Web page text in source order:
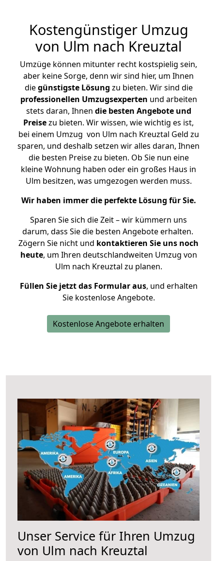
Kostengünstiger Umzug
von Ulm nach Kreuztal
Umzüge können mitunter recht kostspielig sein,
aber keine Sorge, denn wir sind hier, um Ihnen
diegünstigste Lösung zu bieten. Wir sind die
professionellen Umzugsexperten und arbeiten
stets daran, Ihnen die besten Angebote und
Preisezu bieten. Wir wissen, wie wichtig es ist,
bei einem Umzug von Ulm nach Kreuztal Geld zu
sparen, und deshalb setzen wir alles daran, Ihnen
die besten Preise zu bieten. Ob Sie nun eine
kleine Wohnung haben oder ein großes Haus in
Ulm besitzen, was umgezogen werden muss.
Wir haben immer die perfekte Lösung für Sie.
Sparen Sie sich die Zeit – wir kümmern uns
darum, dass Sie die besten Angebote erhalten.
Zögern Sie nicht und kontaktieren Sie uns noch
heute, um Ihren deutschlandweiten Umzug von
Ulm nach Kreuztal zu planen.
Füllen Sie jetzt das Formular aus, und erhalten
Sie kostenlose Angebote.
Kostenlose Angebote erhalten
Unser Service für Ihren Umzug
von Ulm nach Kreuztal